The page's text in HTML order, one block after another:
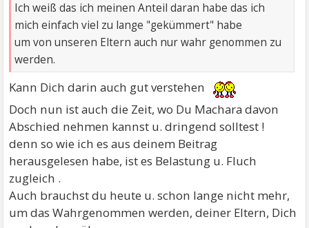
Ich weiß das ich meinen Anteil daran habe das ich
mich einfach viel zu lange "gekümmert" habe
um von unseren Eltern auch nur wahr genommen zu
werden.
Kann Dich darin auch gut verstehen
Doch nun ist auch die Zeit, wo Du Machara davon
Abschied nehmen kannst u. dringend solltest !
denn so wie ich es aus deinem Beitrag
herausgelesen habe, ist es Belastung u. Fluch
zugleich .
Auch brauchst du heute u. schon lange nicht mehr,
um das Wahrgenommen werden, deiner Eltern, Dich